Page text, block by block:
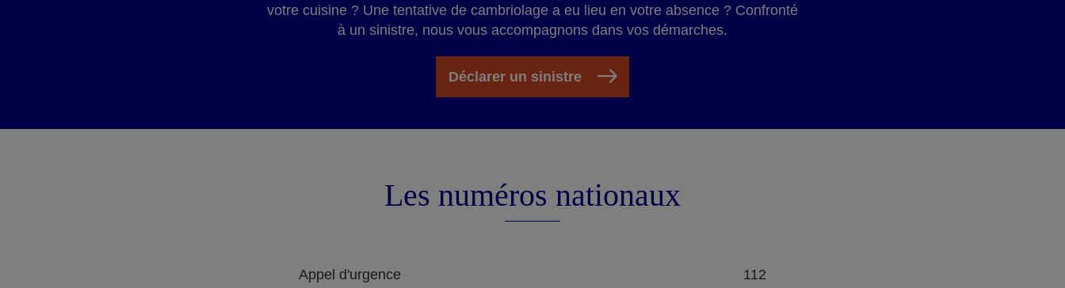
votre cuisine ? Une tentative de cambriolage a eu lieu en votre absence ? Confronté
à un sinistre, nous vous accompagnons dans vos démarches.
Déclarer un sinistre
Les numéros nationaux
Appel d'urgence 112